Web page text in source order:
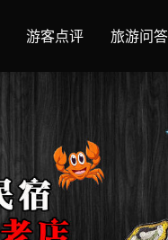
游客点评 旅游问答